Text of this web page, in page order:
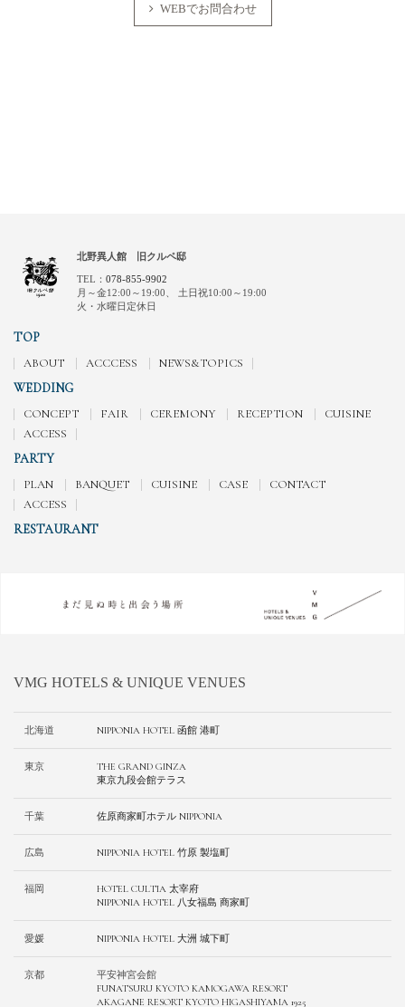
WEBでお問合わせ
北野異人館 旧クルペ邸
TEL： 078-855-9902
月～金12:00～19:00、
土日祝10:00～19:00
火・水曜日定休日
TOP
ABOUT ACCCESS NEWS&TOPICS
WEDDING
CONCEPT FAIR CEREMONY RECEPTION
CUISINE
ACCESS
PARTY
PLAN BANQUET CUISINE CASE
CONTACT
ACCESS
RESTAURANT
VMG HOTELS & UNIQUE VENUES
北海道 NIPPONIA HOTEL 函館 港町
東京
THE GRAND GINZA
東京九段会館テラス
千葉 佐原商家町ホテル NIPPONIA
広島 NIPPONIA HOTEL 竹原 製塩町
福岡
HOTEL CULTIA 太宰府
NIPPONIA HOTEL 八女福島 商家町
愛媛 NIPPONIA HOTEL 大洲 城下町
京都
平安神宮会館
FUNATSURU KYOTO KAMOGAWA RESORT
AKAGANE RESORT KYOTO HIGASHIYAMA 1925